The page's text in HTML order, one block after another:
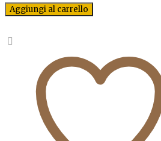
Aggiungi al carrello